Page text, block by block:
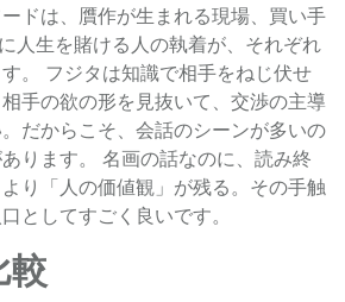
ドは、贋作が生まれる現場、買い手
人生を賭ける人の執着が、それぞれ
。 フジタは知識で相手をねじ伏せ
手の欲の形を見抜いて、交渉の主導
だからこそ、会話のシーンが多いの
ります。 名画の話なのに、読み終
り「人の価値観」が残る。その手触
としてすごく良いです。
較